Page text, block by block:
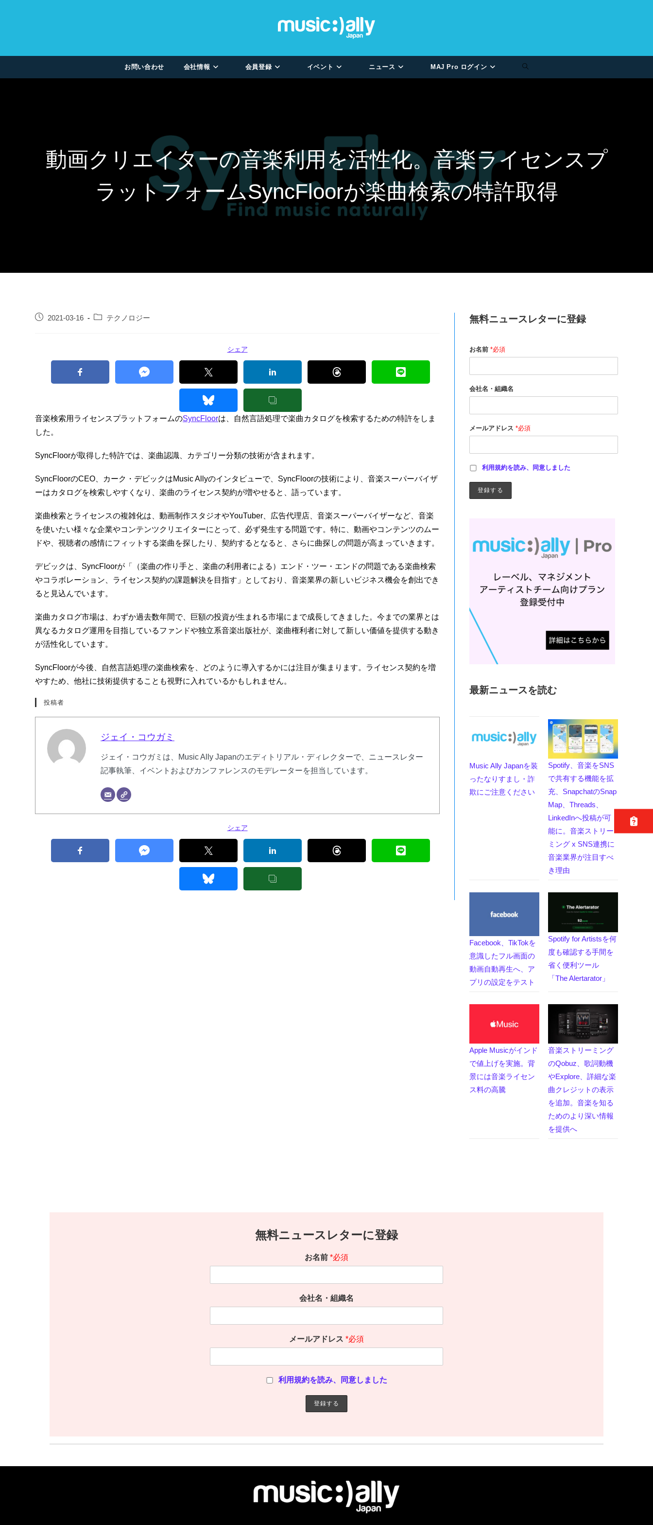
お問い合わせ 会社情報 会員登録 イベント ニュース MAJ Pro ログイン
動画クリエイターの音楽利用を活性化。音楽ライセンスプ
ラットフォームSyncFloorが楽曲検索の特許取得
2021-03-16 テクノロジー
シェア
音楽検索用ライセンスプラットフォームのSyncFloorは、自然言語処理で楽曲カタログを検索するための特許をしま
した。
SyncFloorが取得した特許では、楽曲認識、カテゴリー分類の技術が含まれます。
SyncFloorのCEO、カーク・デビックはMusic Allyのインタビューで、SyncFloorの技術により、音楽スーパーバイザ
ーはカタログを検索しやすくなり、楽曲のライセンス契約が増やせると、語っています。
楽曲検索とライセンスの複雑化は、動画制作スタジオやYouTuber、広告代理店、音楽スーパーバイザーなど、音楽
を使いたい様々な企業やコンテンツクリエイターにとって、必ず発生する問題です。特に、動画やコンテンツのムー
ドや、視聴者の感情にフィットする楽曲を探したり、契約するとなると、さらに曲探しの問題が高まっていきます。
デビックは、SyncFloorが「（楽曲の作り手と、楽曲の利用者による）エンド・ツー・エンドの問題である楽曲検索
やコラボレーション、ライセンス契約の課題解決を目指す」としており、音楽業界の新しいビジネス機会を創出でき
ると見込んでいます。
楽曲カタログ市場は、わずか過去数年間で、巨額の投資が生まれる市場にまで成長してきました。今までの業界とは
異なるカタログ運用を目指しているファンドや独立系音楽出版社が、楽曲権利者に対して新しい価値を提供する動き
が活性化しています。
SyncFloorが今後、自然言語処理の楽曲検索を、どのように導入するかには注目が集まります。ライセンス契約を増
やすため、他社に技術提供することも視野に入れているかもしれません。
投稿者
ジェイ・コウガミ
ジェイ・コウガミは、Music Ally Japanのエディトリアル・ディレクターで、ニュースレター
記事執筆、イベントおよびカンファレンスのモデレーターを担当しています。
シェア
無料ニュースレターに登録
お名前 *必須
会社名・組織名
メールアドレス *必須
利用規約を読み、同意しました
最新ニュースを読む
Music Ally Japanを装
ったなりすまし・詐
欺にご注意ください
Spotify、音楽をSNS
で共有する機能を拡
充、SnapchatのSnap
Map、Threads、
LinkedInへ投稿が可
能に。音楽ストリー
ミング x SNS連携に
音楽業界が注目すべ
き理由
Facebook、TikTokを
意識したフル画面の
動画自動再生へ、ア
プリの設定をテスト
Spotify for Artistsを何
度も確認する手間を
省く便利ツール
「The Alertarator」
Apple Musicがインド
で値上げを実施。背
景には音楽ライセン
ス料の高騰
音楽ストリーミング
のQobuz、歌詞動機
やExplore、詳細な楽
曲クレジットの表示
を追加。音楽を知る
ためのより深い情報
を提供へ
無料ニュースレターに登録
お名前 *必須
会社名・組織名
メールアドレス *必須
利用規約を読み、同意しました